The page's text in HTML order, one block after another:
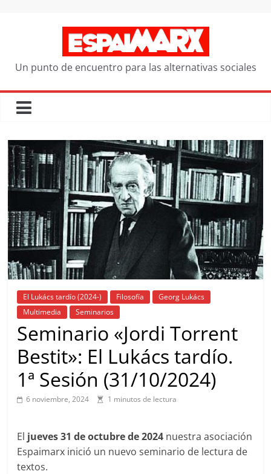
Un punto de encuentro para las alternativas sociales
El Lukács tardío (2024-) Filosofía
Georg Lukács
Multimedia
Seminarios
Seminario «Jordi Torrent
Bestit»: El Lukács tardío.
1ª Sesión (31/10/2024)
6 noviembre, 2024 1 minutos de lectura
El jueves 31 de octubre de 2024 nuestra asociación
Espaimarx inició un nuevo seminario de lectura de
textos.